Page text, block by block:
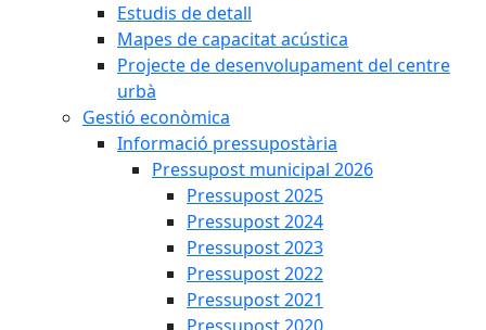
Estudis de detall
Mapes de capacitat acústica
Projecte de desenvolupament del centre
urbà
Gestió econòmica
Informació pressupostària
Pressupost municipal 2026
Pressupost 2025
Pressupost 2024
Pressupost 2023
Pressupost 2022
Pressupost 2021